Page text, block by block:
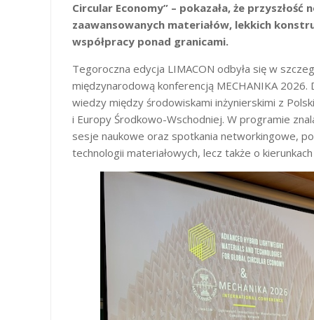
Circular Economy” – pokazała, że
zaawansowanych materiałów, lekkich
współpracy ponad granicami.
Tegoroczna edycja LIMACON odbyła się w
międzynarodową konferencją MECHANIKA
wiedzy między środowiskami inżynierskimi z
i Europy Środkowo-Wschodniej. W programie
sesje naukowe oraz spotkania networkingowe,
technologii materiałowych, lecz także o